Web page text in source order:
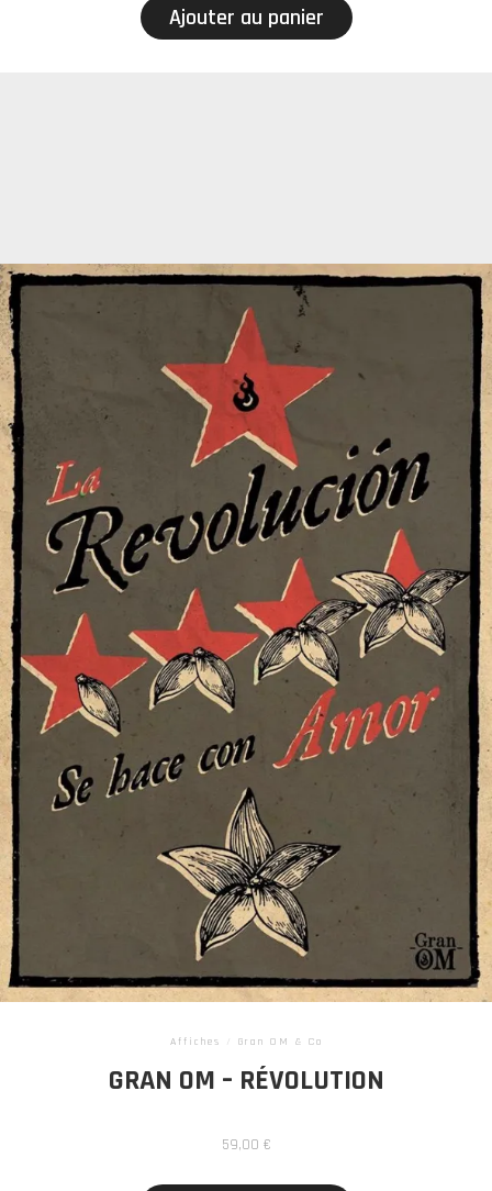
Ajouter au panier
Affiches Gran OM & Co
GRAN OM – RÉVOLUTION
59,00 €